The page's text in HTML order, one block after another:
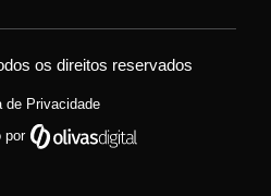
os direitos reservados
de Privacidade
por